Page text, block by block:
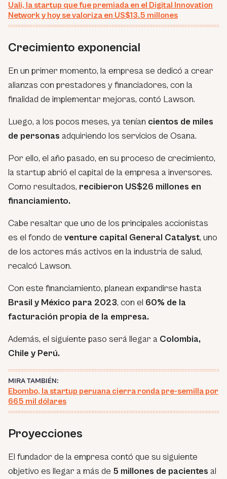
Uali, la startup que fue premiada en el Digital Innovation
Network y hoy se valoriza en US$13.5 millones
Crecimiento exponencial
En un primer momento, la empresa se dedicó a crear
alianzas con prestadores y financiadores, con la
finalidad de implementar mejoras, contó Lawson.
Luego, a los pocos meses, ya tenían cientos de miles
de personas adquiriendo los servicios de Osana.
Por ello, el año pasado, en su proceso de crecimiento,
la startup abrió el capital de la empresa a inversores.
Como resultados, recibieron US$26 millones en
financiamiento.
Cabe resaltar que uno de los principales accionistas
es el fondo de venture capital General Catalyst, uno
de los actores más activos en la industria de salud,
recalcó Lawson.
Con este financiamiento, planean expandirse hasta
Brasil y México para 2023, con el 60% de la
facturación propia de la empresa.
Además, el siguiente paso será llegar a Colombia,
Chile y Perú.
MIRA TAMBIÉN:
Ebombo, la startup peruana cierra ronda pre-semilla por
665 mil dólares
Proyecciones
El fundador de la empresa contó que su siguiente
objetivo es llegar a más de 5 millones de pacientes al